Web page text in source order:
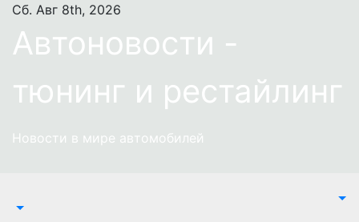
Перейти
содержимому
Сб. Авг 8th, 2026
Автоновости -
тюнинг и рестайлинг
Новости в мире автомобилей